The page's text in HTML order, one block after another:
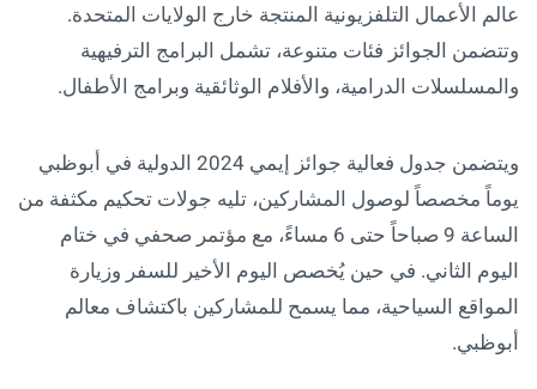
عالم الأعمال التلفزيونية المنتجة خارج الولايات المتحدة.
وتتضمن الجوائز فئات متنوعة، تشمل البرامج الترفيهية
والمسلسلات الدرامية، والأفلام الوثائقية وبرامج الأطفال.
ويتضمن جدول فعالية جوائز إيمي 2024 الدولية في أبوظبي
يوماً مخصصاً لوصول المشاركين، تليه جولات تحكيم مكثفة من
الساعة 9 صباحاً حتى 6 مساءً، مع مؤتمر صحفي في ختام
اليوم الثاني. في حين يُخصص اليوم الأخير للسفر وزيارة
المواقع السياحية، مما يسمح للمشاركين باكتشاف معالم
أبوظبي.